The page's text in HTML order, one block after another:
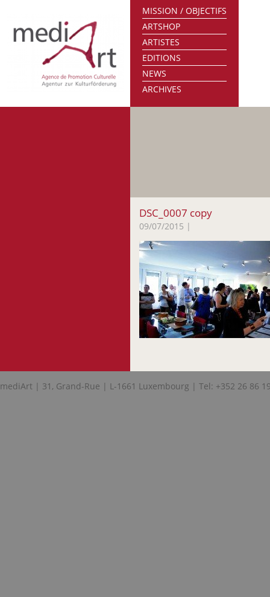
MISSION / OBJECTIFS
ARTSHOP
ARTISTES
EDITIONS
NEWS
ARCHIVES
DSC_0007 copy
09/07/2015 |
mediArt | 31, Grand-Rue | L-1661 Luxembourg | Tel: +352 26 86